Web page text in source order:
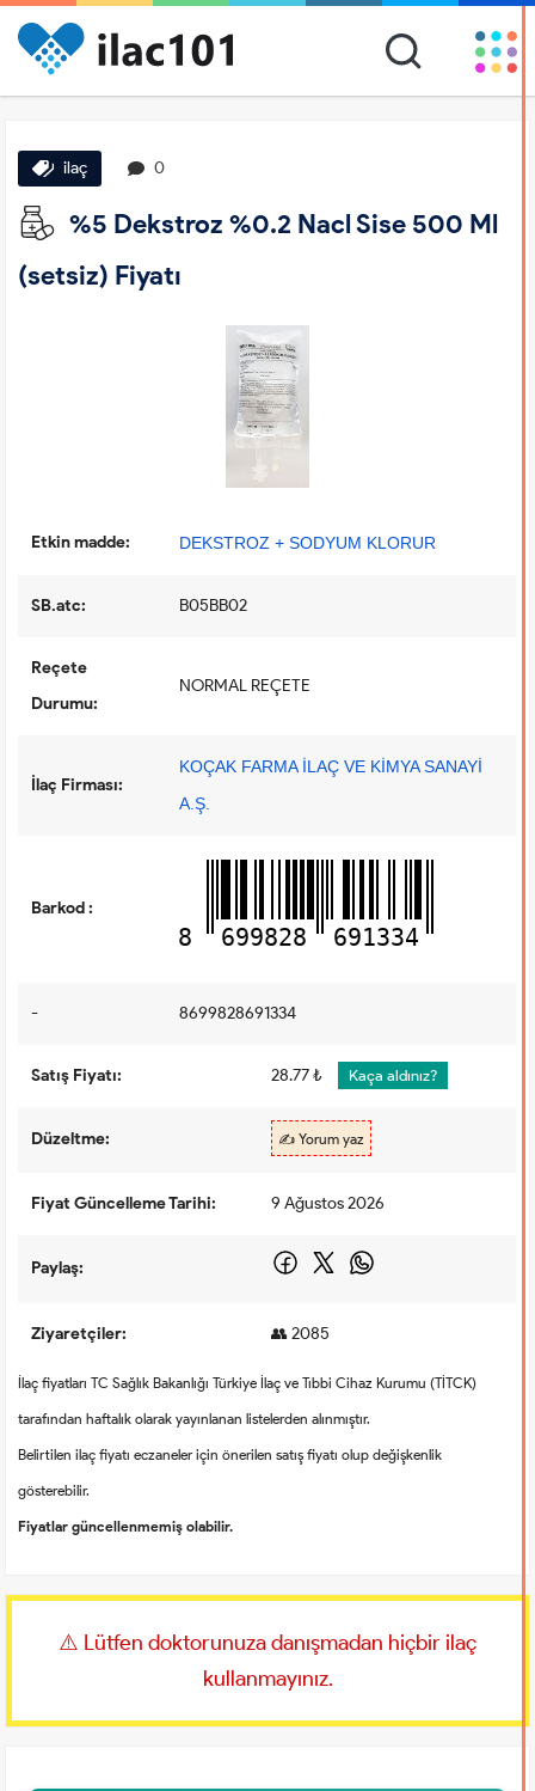
ilaç 0
%5 Dekstroz %0.2 Nacl Sise 500 Ml
(setsiz) Fiyatı
Etkin madde: DEKSTROZ + SODYUM KLORUR
SB.atc: B05BB02
Reçete
Durumu:
NORMAL REÇETE
İlaç Firması:
KOÇAK FARMA İLAÇ VE KİMYA SANAYİ
A.Ş.
Barkod :
8 699828 691334
- 8699828691334
Satış Fiyatı: 28.77 ₺ Kaça aldınız?
Düzeltme: ✍️ Yorum yaz
Fiyat Güncelleme Tarihi: 9 Ağustos 2026
Paylaş:
Ziyaretçiler: 👥 2085
İlaç fiyatları TC Sağlık Bakanlığı Türkiye İlaç ve Tıbbi Cihaz Kurumu (TİTCK)
tarafından haftalık olarak yayınlanan listelerden alınmıştır.
Belirtilen ilaç fiyatı eczaneler için önerilen satış fiyatı olup değişkenlik
gösterebilir.
Fiyatlar güncellenmemiş olabilir.
⚠️ Lütfen doktorunuza danışmadan hiçbir ilaç
kullanmayınız.